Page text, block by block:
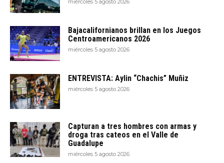
miércoles 5 agosto 2026
Bajacalifornianos brillan en los Juegos
Centroamericanos 2026
miércoles 5 agosto 2026
ENTREVISTA: Aylin “Chachis” Muñiz
miércoles 5 agosto 2026
Capturan a tres hombres con armas y
droga tras cateos en el Valle de
Guadalupe
miércoles 5 agosto 2026